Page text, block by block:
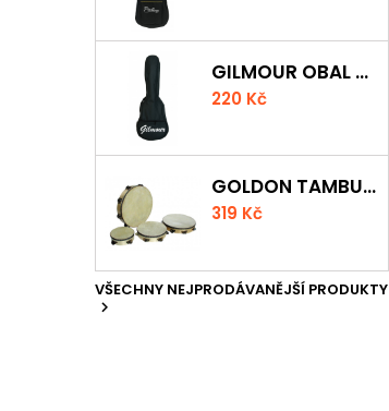
GILMOUR OBAL NA UKULELE CONCERT
220 Kč
GOLDON TAMBURÍNA S BLÁNOU A ČINELKY 20CM
319 Kč
VŠECHNY NEJPRODÁVANĚJŠÍ PRODUKTY
